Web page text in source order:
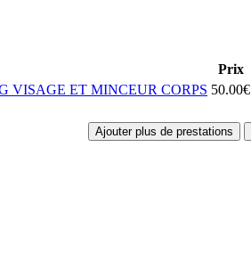
Prix
VISAGE ET MINCEUR CORPS 50.00€
Ajouter plus de prestations